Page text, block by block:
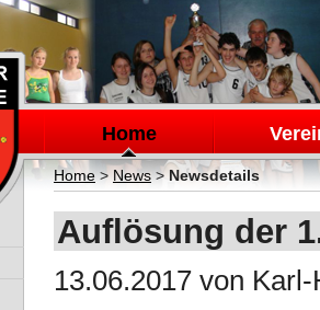
Navigation
überspringen
Home
Home> News>Newsdetails
Auflösung der
13.06.2017 von